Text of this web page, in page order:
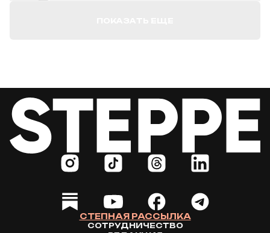
СТЕПНАЯ РАССЫЛКА
СОТРУДНИЧЕСТВО